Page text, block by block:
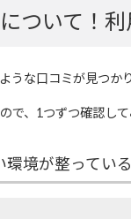
ついて！
うな口コミが見つか
で、1つずつ確認して
境が整っている